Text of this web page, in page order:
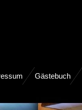
Gästebuch